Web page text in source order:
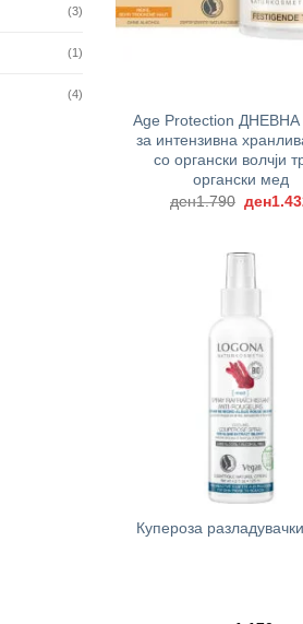
(3)
(1)
(4)
Age Protection ДНЕВНА
за интензивна
со органски волчји
органски мед
ден1.790 Original
price
ден
Купероза